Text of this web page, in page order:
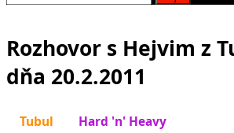
Rozhovor s Hejvim z
dňa 20.2.2011
Tubul Hard 'n' Heavy